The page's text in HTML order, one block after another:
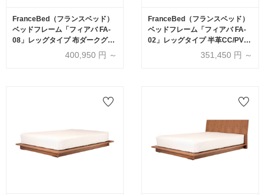
FranceBed（フランスベッド）
ベッドフレーム「フィアバ FA-
08」レッグタイプ 布ダークグレ
ー色 すのこ床板 全5サイズ【受
400,950 円 ～
FranceBed（フランスベッド）
ベッドフレーム「フィアバ FA-
02」レッグタイプ 半革CC/PVC
ブラック色 すのこ床板 全5サイ
351,450 円 ～